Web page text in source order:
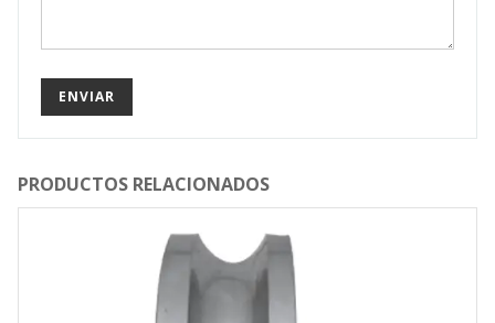
PRODUCTOS RELACIONADOS